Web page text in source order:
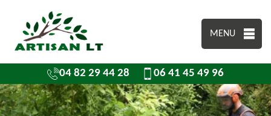
MENU
04 82 29 44 28 06 41 45 49 96